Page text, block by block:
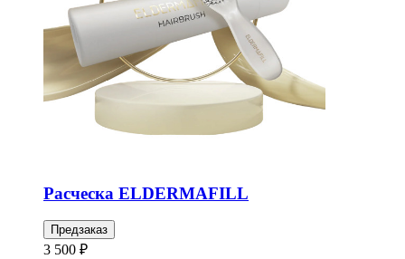
Расческа ELDERMAFILL
Предзаказ
3 500 ₽